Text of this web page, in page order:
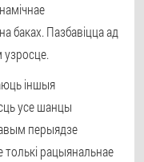
баках. Пазбавіцца ад
узросце.
іншыя
усе шанцы
перыядзе
рацыянальнае